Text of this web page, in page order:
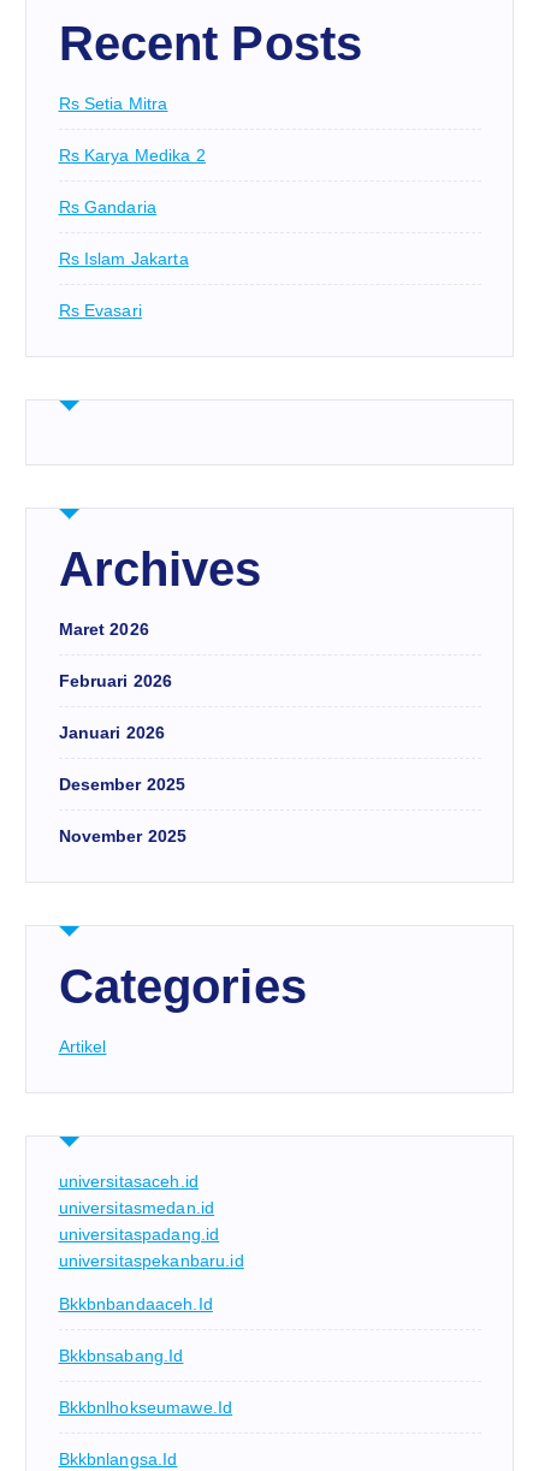
Recent Posts
Rs Setia Mitra
Rs Karya Medika 2
Rs Gandaria
Rs Islam Jakarta
Rs Evasari
Archives
Maret 2026
Februari 2026
Januari 2026
Desember 2025
November 2025
Categories
Artikel
universitasaceh.id
universitasmedan.id
universitaspadang.id
universitaspekanbaru.id
Bkkbnbandaaceh.id
Bkkbnsabang.id
Bkkbnlhokseumawe.id
Bkkbnlangsa.id